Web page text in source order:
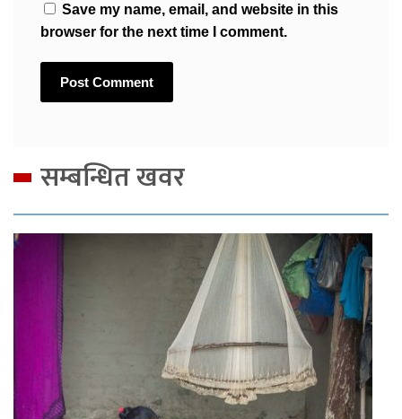
Save my name, email, and website in this
browser for the next time I comment.
सम्बन्धित खवर